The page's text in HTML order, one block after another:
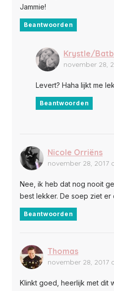
Jammie!
Beantwoorden
Krystle/
november 28,
Levert? Haha lijkt me
Beantwoorden
Nicole Orriëns
november 28, 2017
Nee, ik heb dat nog nooit
best lekker. De soep ziet er
Beantwoorden
Thomas
november 28, 2017
Klinkt goed, heerlijk met dit